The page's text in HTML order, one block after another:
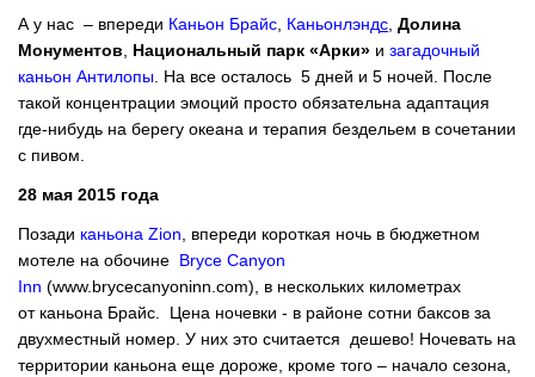
А у нас – впереди Каньон Брайс, Каньонлэндс, Долина
Монументов, Национальный парк «Арки» и загадочный
каньон Антилопы. На все осталось 5 дней и 5 ночей. После
такой концентрации эмоций просто обязательна адаптация
где-нибудь на берегу океана и терапия бездельем в сочетании
с пивом.
28 мая 2015 года
Позади каньона Zion, впереди короткая ночь в бюджетном
мотеле на обочине Bryce Canyon
Inn (www.brycecanyoninn.com), в нескольких километрах
от каньона Брайс. Цена ночевки - в районе сотни баксов за
двухместный номер. У них это считается дешево! Ночевать на
территории каньона еще дороже, кроме того – начало сезона,